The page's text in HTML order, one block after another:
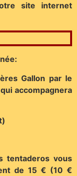
site internet
Gallon par le
accompagnera
tentaderos vous
de 15 € (10 €